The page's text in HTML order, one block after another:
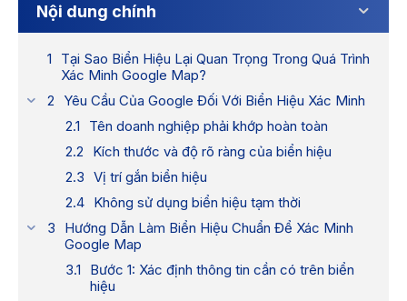
Nội dung chính
Tại Sao Biển Hiệu Lại Quan Trọng Trong Quá Trình
Xác Minh Google Map?
Yêu Cầu Của Google Đối Với Biển Hiệu Xác Minh
Tên doanh nghiệp phải khớp hoàn toàn
Kích thước và độ rõ ràng của biển hiệu
Vị trí gắn biển hiệu
Không sử dụng biển hiệu tạm thời
Hướng Dẫn Làm Biển Hiệu Chuẩn Để Xác Minh
Google Map
Bước 1: Xác định thông tin cần có trên biển
hiệu